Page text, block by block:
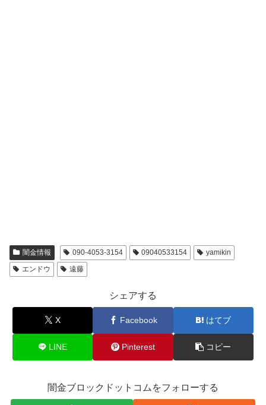
闇金情報 090-4053-3154 09040533154
yamikin
エンドウ
遠藤
シェアする
X Facebook はてブ
LINE Pinterest コピー
闇金ブロックドットコムをフォローする